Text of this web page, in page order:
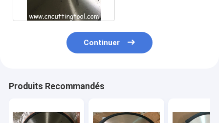
Continuer
Produits Recommandés